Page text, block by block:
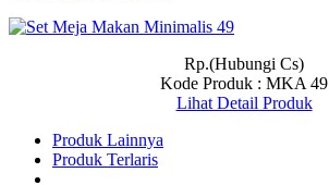
Rp.(Hubungi Cs)
Kode Produk : MKA 49
Lihat Detail Produk
Produk Lainnya
Produk Terlaris